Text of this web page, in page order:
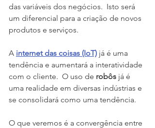
das variáveis dos negócios.  Isto será
um diferencial para a criação de novos
produtos e serviços.
A internet das coisas (IoT) já é uma
tendência e aumentará a interatividade
com o cliente.  O uso de robôs já é
uma realidade em diversas indústrias e
se consolidará como uma tendência.
O que veremos é a convergência entre